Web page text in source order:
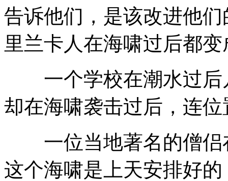
告诉他们，是该改进他
里兰卡人在海啸过后都
一个学校在潮水过后
却在海啸袭击过后，连
一位当地著名的僧侣
这个海啸是上天安排好